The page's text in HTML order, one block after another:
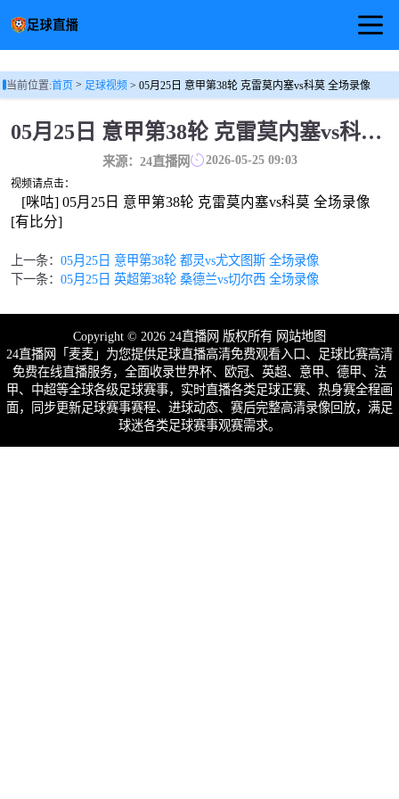
首页
足球视频
当前位置:首页> 足球视频 > 05月25日 意甲第38轮 克雷莫内塞vs科莫 全场录像
05月25日 意甲第38轮 克雷莫内塞vs科莫 全场录像
来源：24直播网 2026-05-25 09:03
视频请点击：
[咪咕] 05月25日 意甲第38轮 克雷莫内塞vs科莫 全场录像
[有比分]
上一条： 05月25日 意甲第38轮 都灵vs尤文图斯 全场录像
下一条： 05月25日 英超第38轮 桑德兰vs切尔西 全场录像
Copyright © 2026 24直播网 版权所有 网站地图
24直播网「麦麦」为您提供足球直播高清免费观看入口、足球比赛高清
免费在线直播服务，全面收录世界杯、欧冠、英超、意甲、德甲、法
甲、中超等全球各级足球赛事，实时直播各类足球正赛、热身赛全程画
面，同步更新足球赛事赛程、进球动态、赛后完整高清录像回放，满足
球迷各类足球赛事观赛需求。